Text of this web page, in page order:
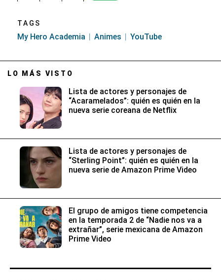
TAGS
My Hero Academia Animes YouTube
LO MÁS VISTO
Lista de actores y personajes de
“Acaramelados”: quién es quién en la
nueva serie coreana de Netflix
Lista de actores y personajes de
“Sterling Point”: quién es quién en la
nueva serie de Amazon Prime Video
El grupo de amigos tiene competencia
en la temporada 2 de “Nadie nos va a
extrañar”, serie mexicana de Amazon
Prime Video